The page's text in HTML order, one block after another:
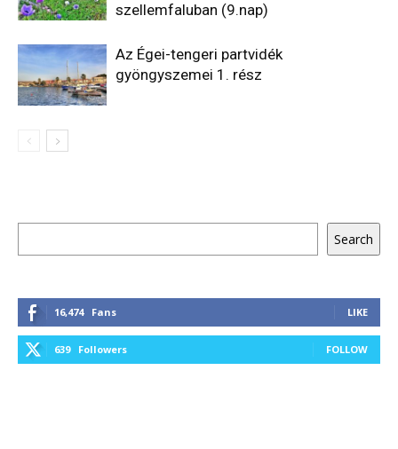
szellemfaluban (9.nap)
Az Égei-tengeri partvidék
gyöngyszemei 1. rész
Search
16,474 Fans LIKE
639 Followers FOLLOW